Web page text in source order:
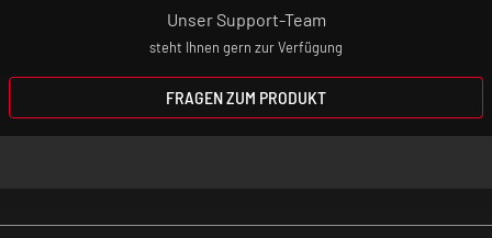
Unser Support-Team
steht Ihnen gern zur Verfügung
FRAGEN ZUM PRODUKT